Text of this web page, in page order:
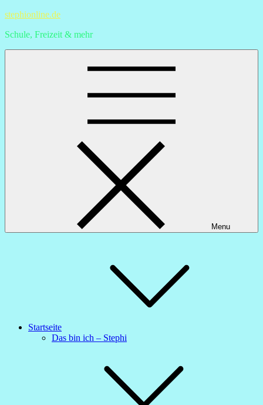
Skip
content
stephionline.de
Schule, Freizeit & mehr
Menu
Startseite
Das bin ich – Stephi